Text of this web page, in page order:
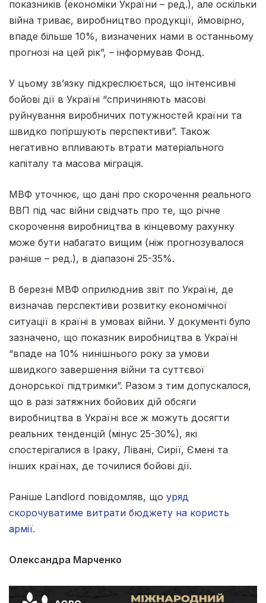
показників (економіки України – ред.), але оскільки
війна триває, виробництво продукції, ймовірно,
впаде більше 10%, визначених нами в останньому
прогнозі на цей рік”, – інформував Фонд.
У цьому зв’язку підкреслюється, що інтенсивні
бойові дії в Україні “спричиняють масові
руйнування виробничих потужностей країни та
швидко погіршують перспективи”. Також
негативно впливають втрати матеріального
капіталу та масова міграція.
МВФ уточнює, що дані про скорочення реального
ВВП під час війни свідчать про те, що річне
скорочення виробництва в кінцевому рахунку
може бути набагато вищим (ніж прогнозувалося
раніше – ред.), в діапазоні 25-35%.
В березні МВФ оприлюднив звіт по Україні, де
визначав перспективи розвитку економічної
ситуації в країні в умовах війни. У документі було
зазначено, що показник виробництва в Україні
“впаде на 10% нинішнього року за умови
швидкого завершення війни та суттєвої
донорської підтримки”. Разом з тим допускалося,
що в разі затяжних бойових дій обсяги
виробництва в Україні все ж можуть досягти
реальних тенденцій (мінус 25-30%), які
спостерігалися в Іраку, Лівані, Сирії, Ємені та
інших країнах, де точилися бойові дії.
Раніше Landlord повідомляв, що уряд
скорочуватиме витрати бюджету на користь
армії.
Олександра Марченко